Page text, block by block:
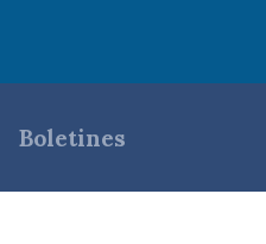
Boletines